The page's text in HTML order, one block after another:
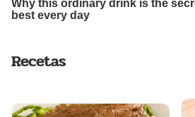
Recetas